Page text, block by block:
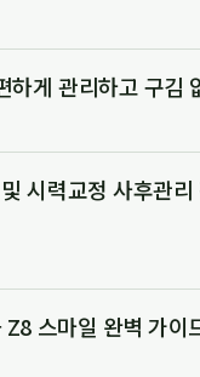
게 관리하고 구김
및 시력교정 사후
Z8 스마일 완벽 가